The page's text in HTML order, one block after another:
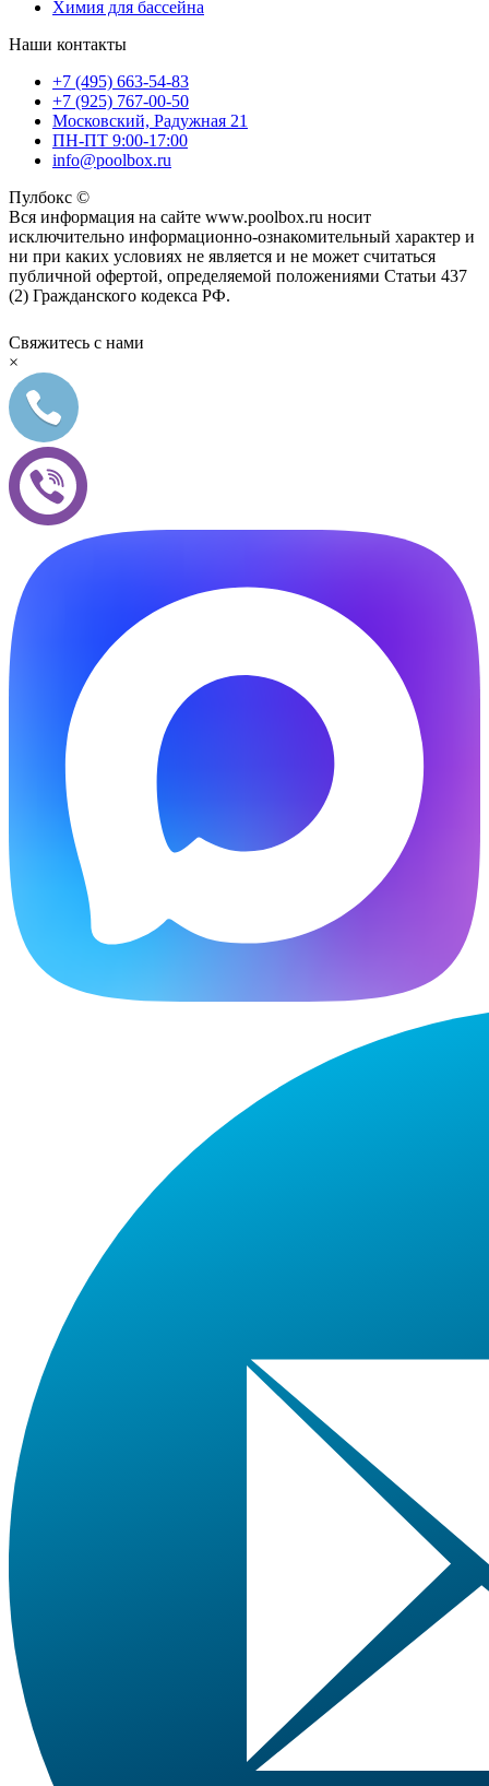
Химия для бассейна
Наши контакты
+7 (495) 663-54-83
+7 (925) 767-00-50
Московский, Радужная 21
ПН-ПТ 9:00-17:00
info@poolbox.ru
Пулбокс ©
Вся информация на сайте www.poolbox.ru носит
исключительно информационно-ознакомительный характер и
ни при каких условиях не является и не может считаться
публичной офертой, определяемой положениями Статьи 437
(2) Гражданского кодекса РФ.
Свяжитесь с нами
×